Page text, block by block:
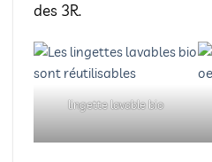
des 3R.
lingette lavable bio